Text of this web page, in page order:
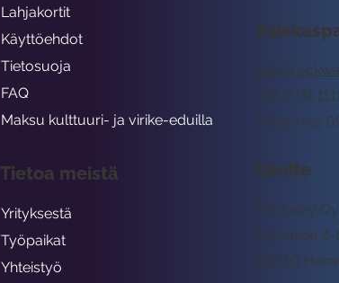
Arkisin klo
045 7731 1111
Osoite
Rockway Oy
Lemuntie 3-
00510
Lahjakortit
Käyttöehdot
Tietosuoja
FAQ
Maksu kulttuuri- ja virike-eduilla
Tietoa meistä
Yrityksestä
Työpaikat
Yhteistyö